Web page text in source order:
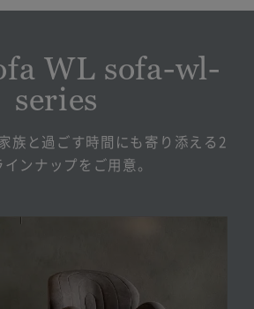
WL sofa-wl-
series
族と過ごす時間にも寄り添える2
インナップをご用意。